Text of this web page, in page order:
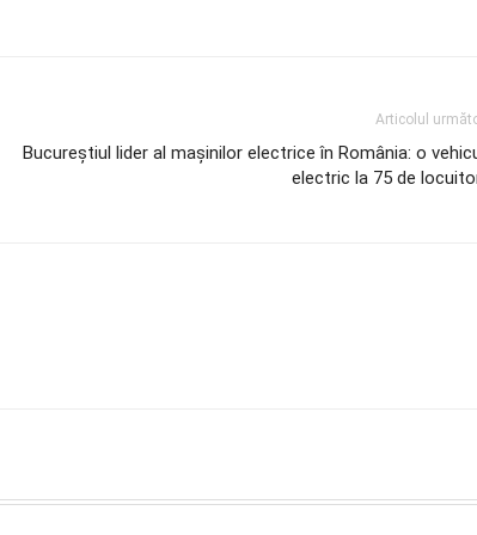
Articolul
Bucureștiul lider al mașinilor electrice în România: o
electric la 75 de